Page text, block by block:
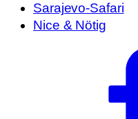
Sarajevo-Safari
Nice & Nötig